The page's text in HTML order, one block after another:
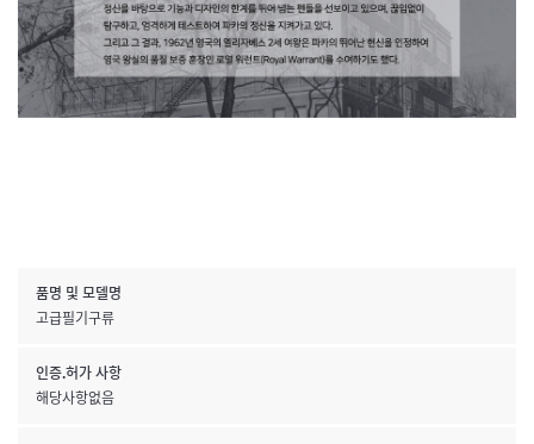
품명 및 모델명
고급필기구류
인증.허가 사항
해당사항없음